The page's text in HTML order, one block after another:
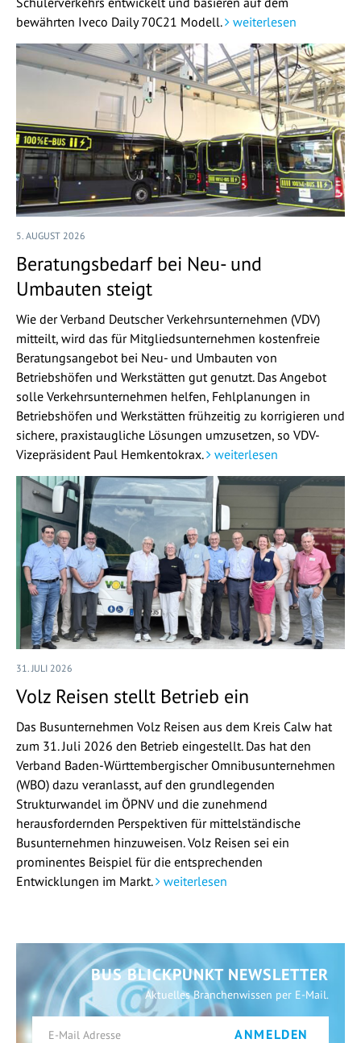
bewährten Iveco Daily 70C21 Modell.
weiterlesen
5. AUGUST 2026
Beratungsbedarf bei Neu- und
Umbauten steigt
Wie der Verband Deutscher Verkehrsunternehmen (VDV)
mitteilt, wird das für Mitgliedsunternehmen kostenfreie
Beratungsangebot bei Neu- und Umbauten von
Betriebshöfen und Werkstätten gut genutzt. Das Angebot
solle Verkehrsunternehmen helfen, Fehlplanungen in
Betriebshöfen und Werkstätten frühzeitig zu korrigieren und
sichere, praxistaugliche Lösungen umzusetzen, so VDV-
Vizepräsident Paul Hemkentokrax.
weiterlesen
31. JULI 2026
Volz Reisen stellt Betrieb ein
Das Busunternehmen Volz Reisen aus dem Kreis Calw hat
zum 31. Juli 2026 den Betrieb eingestellt. Das hat den
Verband Baden-Württembergischer Omnibusunternehmen
(WBO) dazu veranlasst, auf den grundlegenden
Strukturwandel im ÖPNV und die zunehmend
herausfordernden Perspektiven für mittelständische
Busunternehmen hinzuweisen. Volz Reisen sei ein
prominentes Beispiel für die entsprechenden
Entwicklungen im Markt.
weiterlesen
BUS BLICKPUNKT NEWSLETTER
Aktuelles Branchenwissen per E-Mail.
ANMELDEN